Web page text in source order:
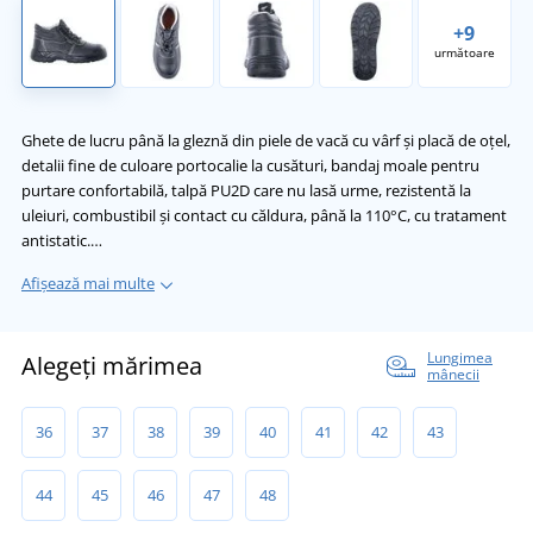
+9
următoare
Ghete de lucru până la gleznă din piele de vacă cu vârf și placă de oțel,
detalii fine de culoare portocalie la cusături, bandaj moale pentru
purtare confortabilă, talpă PU2D care nu lasă urme, rezistentă la
uleiuri, combustibil și contact cu căldura, până la 110°C, cu tratament
antistatic.…
Afișează mai multe
Alegeți mărimea
Lungimea
mânecii
36 37 38 39 40 41 42 43
44 45 46 47 48